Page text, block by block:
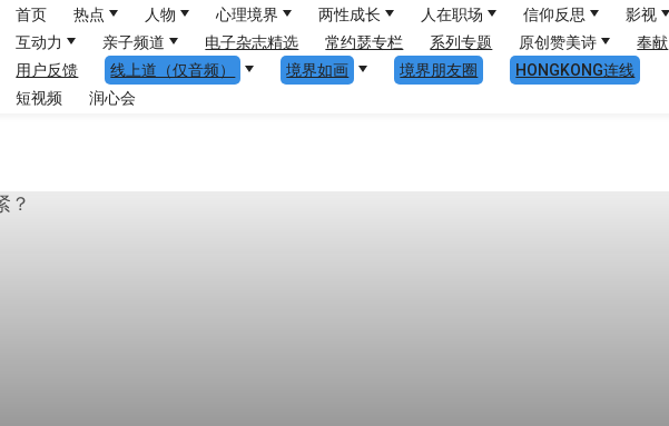
首页 热点 人物 心理境界 两性成长 人在职场 信仰反思
影视
互动力
亲子频道 电子杂志精选 常约瑟专栏 系列专题 原创赞美诗
奉献
用户反馈
线上道（仅音频） 境界如画 境界朋友圈
HONGKONG连线
短视频
润心会